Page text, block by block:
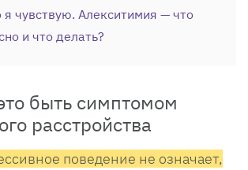
чувствую. Алекситимия — что
и что делать?
быть симптомом
расстройства
поведение не означает,